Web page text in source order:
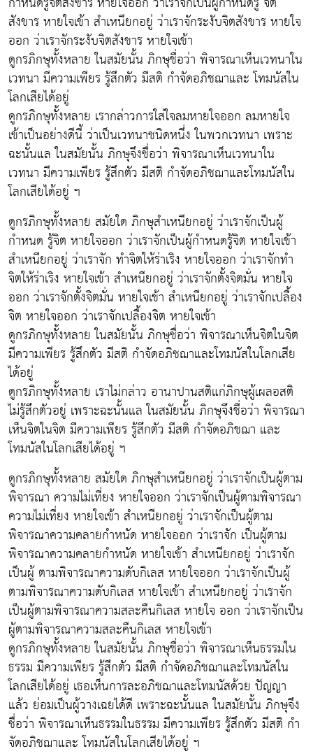
สังขาร หายใจเข้า สำเหนียกอยู่ ว่าเราจักระงับจิตสังขาร หายใจ
ออก ว่าเราจักระงับจิตสังขาร หายใจเข้า
ดูกรภิกษุทั้งหลาย ในสมัยนั้น ภิกษุชื่อว่า พิจารณาเห็นเวทนาใน
เวทนา มีความเพียร รู้สึกตัว มีสติ กำจัดอภิชฌาและ โทมนัสใน
โลกเสียได้อยู่
ดูกรภิกษุทั้งหลาย เรากล่าวการใส่ใจลมหายใจออก ลมหายใจ
เข้าเป็นอย่างดีนี้ ว่าเป็นเวทนาชนิดหนึ่ง ในพวกเวทนา เพราะ
ฉะนั้นแล ในสมัยนั้น ภิกษุจึงชื่อว่า พิจารณาเห็นเวทนาใน
เวทนา มีความเพียร รู้สึกตัว มีสติ กำจัดอภิชฌาและโทมนัสใน
โลกเสียได้อยู่ ฯ
ดูกรภิกษุทั้งหลาย สมัยใด ภิกษุสำเหนียกอยู่ ว่าเราจักเป็นผู้
กำหนด รู้จิต หายใจออก ว่าเราจักเป็นผู้กำหนดรู้จิต หายใจเข้า
สำเหนียกอยู่ ว่าเราจัก ทำจิตให้ร่าเริง หายใจออก ว่าเราจักทำ
จิตให้ร่าเริง หายใจเข้า สำเหนียกอยู่ ว่าเราจักตั้งจิตมั่น หายใจ
ออก ว่าเราจักตั้งจิตมั่น หายใจเข้า สำเหนียกอยู่ ว่าเราจักเปลื้อง
จิต หายใจออก ว่าเราจักเปลื้องจิต หายใจเข้า
ดูกรภิกษุทั้งหลาย ในสมัยนั้น ภิกษุชื่อว่า พิจารณาเห็นจิตในจิต
มีความเพียร รู้สึกตัว มีสติ กำจัดอภิชฌาและโทมนัสในโลกเสีย
ได้อยู่
ดูกรภิกษุทั้งหลาย เราไม่กล่าว อานาปานสติแก่ภิกษุผู้เผลอสติ
ไม่รู้สึกตัวอยู่ เพราะฉะนั้นแล ในสมัยนั้น ภิกษุจึงชื่อว่า พิจารณา
เห็นจิตในจิต มีความเพียร รู้สึกตัว มีสติ กำจัดอภิชฌา และ
โทมนัสในโลกเสียได้อยู่ ฯ
ดูกรภิกษุทั้งหลาย สมัยใด ภิกษุสำเหนียกอยู่ ว่าเราจักเป็นผู้ตาม
พิจารณา ความไม่เที่ยง หายใจออก ว่าเราจักเป็นผู้ตามพิจารณา
ความไม่เที่ยง หายใจเข้า สำเหนียกอยู่ ว่าเราจักเป็นผู้ตาม
พิจารณาความคลายกำหนัด หายใจออก ว่าเราจัก เป็นผู้ตาม
พิจารณาความคลายกำหนัด หายใจเข้า สำเหนียกอยู่ ว่าเราจัก
เป็นผู้ ตามพิจารณาความดับกิเลส หายใจออก ว่าเราจักเป็นผู้
ตามพิจารณาความดับกิเลส หายใจเข้า สำเหนียกอยู่ ว่าเราจัก
เป็นผู้ตามพิจารณาความสละคืนกิเลส หายใจ ออก ว่าเราจักเป็น
ผู้ตามพิจารณาความสละคืนกิเลส หายใจเข้า
ดูกรภิกษุทั้งหลาย ในสมัยนั้น ภิกษุชื่อว่า พิจารณาเห็นธรรมใน
ธรรม มีความเพียร รู้สึกตัว มีสติ กำจัดอภิชฌาและโทมนัสใน
โลกเสียได้อยู่ เธอเห็นการละอภิชฌาและโทมนัสด้วย ปัญญา
แล้ว ย่อมเป็นผู้วางเฉยได้ดี เพราะฉะนั้นแล ในสมัยนั้น ภิกษุจึง
ชื่อว่า พิจารณาเห็นธรรมในธรรม มีความเพียร รู้สึกตัว มีสติ กำ
จัดอภิชฌาและ โทมนัสในโลกเสียได้อยู่ ฯ